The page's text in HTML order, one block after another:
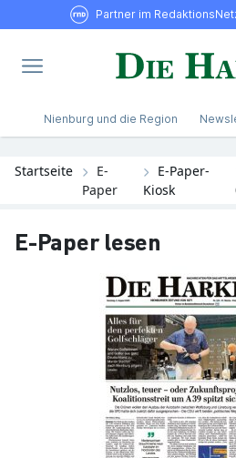
Partner im
Nienburg und die Region
Startseite
E-
Paper
E-Paper-
Kiosk
E-Paper lesen